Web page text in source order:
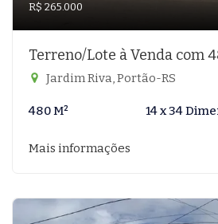
R$ 265.000
Terreno/Lote à Venda com
Jardim Riva, Portão-RS
480 M² 14 x 34
Mais informações